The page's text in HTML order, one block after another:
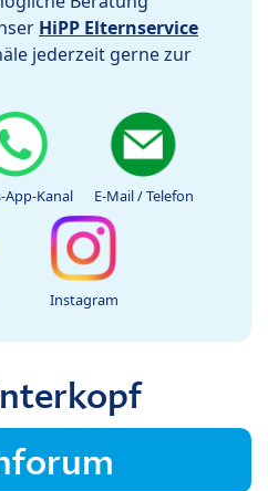
HiPP Elternservice
jederzeit gerne zur
App-Kanal E-Mail / Telefon
Instagram